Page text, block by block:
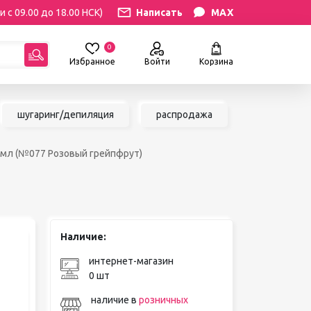
с 09.00 до 18.00 НСК) Написать MAX
Избранное
0
Войти Корзина
для
Вазы и цветы
Шкатулки
БРЕНДЫ
шугаринг/депиляция распродажа
мл (№077 Розовый грейпфрут)
Наличие:
интернет-магазин
0 шт
наличие в розничных